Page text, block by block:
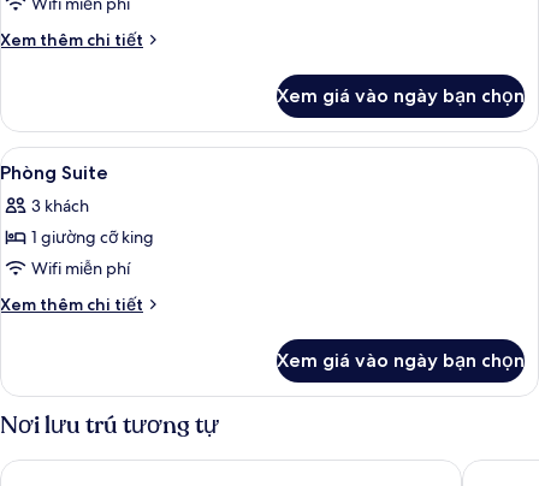
Xem thêm chi tiết
Chi
Phòng
Suite
Xem giá vào ngày bạn chọn
Xem
tất
cả
ảnh
Phòng
Suite
Phòng Suite | Bàn, màn/rèm cản
6
Phòng Suite
3 khách
1 giường cỡ king
Wifi miễn phí
Xem thêm chi tiết
Chi
Phòng
Suite
Xem giá vào ngày bạn chọn
Nơi lưu trú tương tự
Osage Creek Lodge The